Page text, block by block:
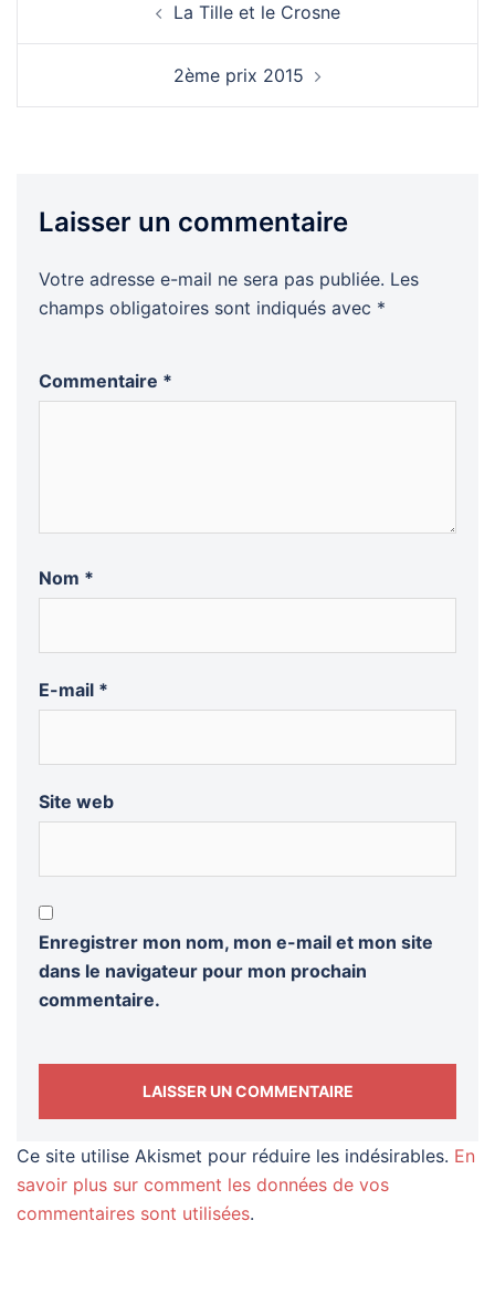
La Tille et le Crosne
2ème prix 2015
Laisser un commentaire
Votre adresse e-mail ne sera pas publiée. Les
champs obligatoires sont indiqués avec *
Commentaire *
Nom *
E-mail *
Site web
Enregistrer mon nom, mon e-mail et mon site
dans le navigateur pour mon prochain
commentaire.
Ce site utilise Akismet pour réduire les indésirables. En
savoir plus sur comment les données de vos
commentaires sont utilisées.